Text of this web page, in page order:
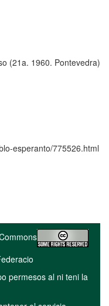
(21a. 1960. Pontevedra)
esperanto/775526.html
permesos al ni teni la